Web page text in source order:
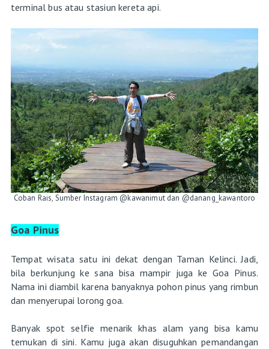
terminal bus atau stasiun kereta api.
Coban Rais, Sumber Instagram @kawanimut dan @danang_kawantoro
Goa Pinus
Tempat wisata satu ini dekat dengan Taman Kelinci. Jadi,
bila berkunjung ke sana bisa mampir juga ke Goa Pinus.
Nama ini diambil karena banyaknya pohon pinus yang rimbun
dan menyerupai lorong goa.
Banyak spot selfie menarik khas alam yang bisa kamu
temukan di sini. Kamu juga akan disuguhkan pemandangan